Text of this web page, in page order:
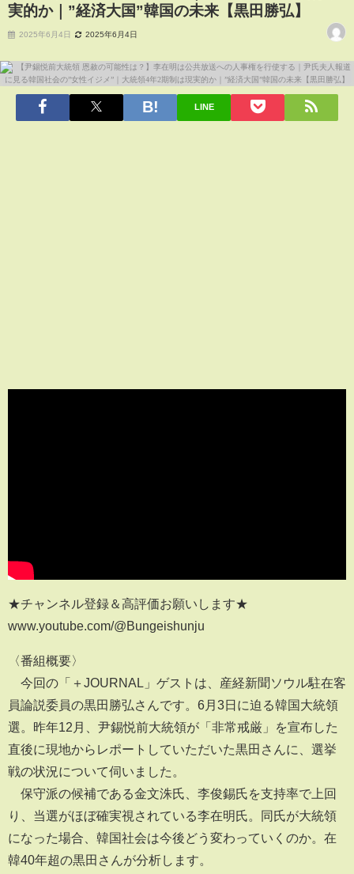
実的か｜”経済大国”韓国の未来【黒田勝弘】
2025年6月4日 2025年6月4日
LINE
★チャンネル登録＆高評価お願いします★
www.youtube.com/@Bungeishunju
〈番組概要〉
今回の「＋JOURNAL」ゲストは、産経新聞ソウル駐在客
員論説委員の黒田勝弘さんです。6月3日に迫る韓国大統領
選。昨年12月、尹錫悦前大統領が「非常戒厳」を宣布した
直後に現地からレポートしていただいた黒田さんに、選挙
戦の状況について伺いました。
保守派の候補である金文洙氏、李俊錫氏を支持率で上回
り、当選がほぼ確実視されている李在明氏。同氏が大統領
になった場合、韓国社会は今後どう変わっていくのか。在
韓40年超の黒田さんが分析します。